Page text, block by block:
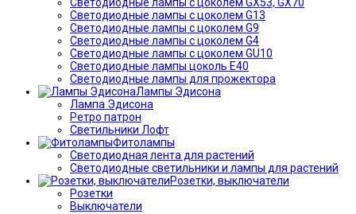
Светодиодные лампы с цоколем G13
Светодиодные лампы с цоколем G9
Светодиодные лампы с цоколем G4
Светодиодные лампы с цоколем GU10
Светодиодные лампы цоколь Е40
Светодиодные лампы для прожектора
Лампы Эдисона
Лампа Эдисона
Ретро патрон
Светильники Лофт
Фитолампы
Светодиодная лента для растений
Светодиодные светильники и лампы для растений
Розетки, выключатели
Розетки
Выключатели